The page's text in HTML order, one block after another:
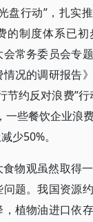
盘行动”，扎实
的制度体系已初
常务委员会专
况的调研报告
节约反对浪费”行
一些餐饮企业浪
少50%。
物观虽然取得
题。我国资源
植物油进口依